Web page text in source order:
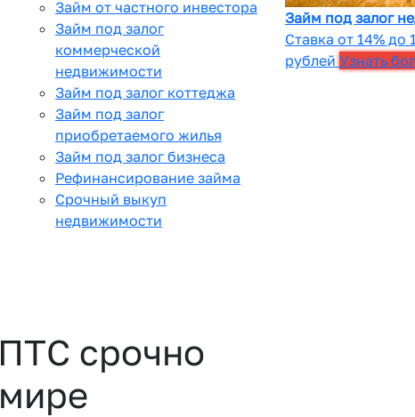
Займ от частного инвестора
Займ под залог
коммерческой
недвижимости
Займ под залог коттеджа
Займ под залог
приобретаемого жилья
Займ под залог бизнеса
Рефинансирование займа
Срочный выкуп
недвижимости
Займ под залог
Ставка от 14% до
рублей Узнать
срочно